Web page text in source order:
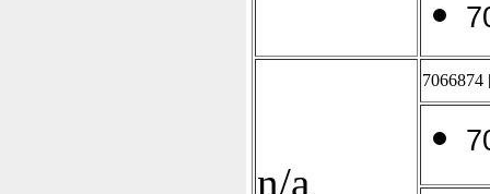
n/a
7066874